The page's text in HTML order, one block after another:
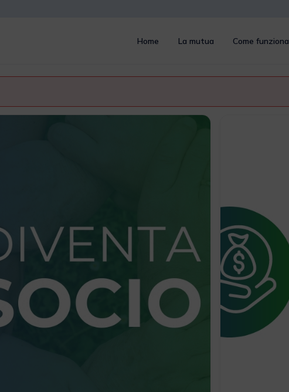
Home La mutua Come funziona